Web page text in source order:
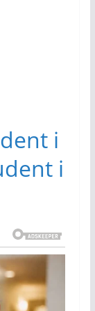
i
i